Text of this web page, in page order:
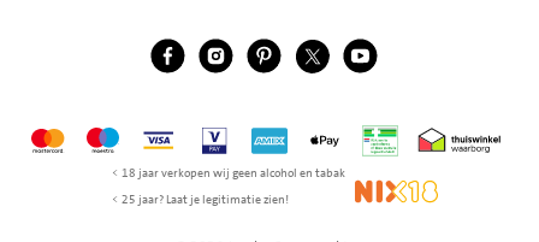
Volg ons
Jumbo Facebook
Jumbo Instagram
Jumbo Pinterest
Jumbo Twitter
Jumbo YouTube
MastercardMaestroVisa Vpay American Express
Apple Pay Thuiswinkel
< 18 jaar verkopen wij geen alcohol en tabak
< 25 jaar? Laat je legitimatie zien!
NIX18